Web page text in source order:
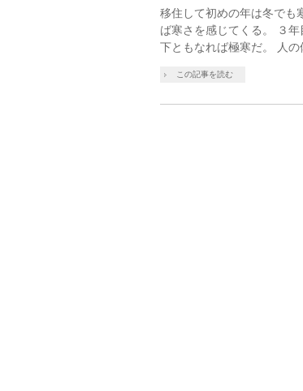
移住して初めの年は冬でも
ば寒さを感じてくる。 ３
下ともなれば極寒だ。 人
この記事を読む